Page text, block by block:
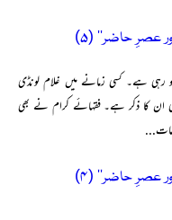
عصرِ حاضر‘‘ (۵)
رہی ہے۔ کسی زمانے میں غلام لونڈی
ان کا ذکر ہے۔ فقہائے کرام نے بھی
عصرِ حاضر‘‘ (۴)